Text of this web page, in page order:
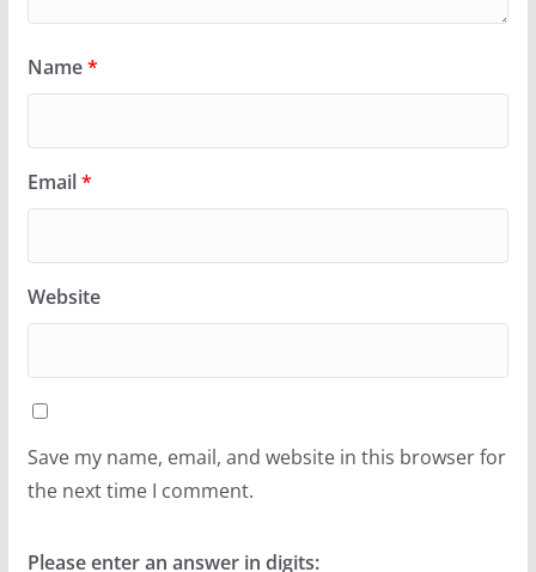
Name*
Email*
Website
Save my name, email, and website in this browser for
the next time I comment.
Please enter an answer in digits: